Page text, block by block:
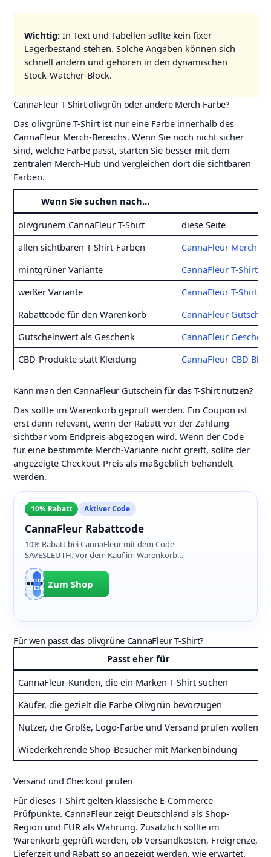
Wichtig:In Text und Tabellen sollte kein fixer
Lagerbestand stehen. Solche Angaben können sich
schnell ändern und gehören in den dynamischen
Stock-Watcher-Block.
CannaFleur T-Shirt olivgrün oder andere Merch-Farbe?
Das olivgrüne T-Shirt ist nur eine Farbe innerhalb des
CannaFleur Merch-Bereichs. Wenn Sie noch nicht sicher
sind, welche Farbe passt, starten Sie besser mit dem
zentralen Merch-Hub und vergleichen dort die sichtbaren
Farben.
Wenn Sie suchen nach…
olivgrünem CannaFleur T-Shirt
diese Seite
allen sichtbaren T-Shirt-Farben
CannaFleur Merch
mintgrüner Variante
CannaFleur T-Shirt
weißer Variante
CannaFleur T-Shirt
Rabattcode für den Warenkorb
CannaFleur
Gutscheinwert als Geschenk
CannaFleur
CBD-Produkte statt Kleidung
CannaFleur CBD
Kann man den CannaFleur Gutschein für das T-Shirt nutzen?
Das sollte im Warenkorb geprüft werden. Ein Coupon ist
erst dann relevant, wenn der Rabatt vor der Zahlung
sichtbar vom Endpreis abgezogen wird. Wenn der Code
für eine bestimmte Merch-Variante nicht greift, sollte der
angezeigte Checkout-Preis als maßgeblich behandelt
werden.
10% Rabatt Aktiver Code
CannaFleur Rabattcode
10% Rabatt bei CannaFleur mit dem Code
SAVESLEUTH. Vor dem Kauf im Warenkorb
prüfen, ob der Rabatt auf das T-Shirt angewendet
wird.
SAV•••••TH
CODE
ANZEIGENZum Shop
Für wen passt das olivgrüne CannaFleur T-Shirt?
Passt eher für
CannaFleur-Kunden, die ein Marken-T-Shirt suchen
Käufer, die gezielt die Farbe Olivgrün bevorzugen
Nutzer, die Größe, Logo-Farbe und Versand prüfen wollen
Wiederkehrende Shop-Besucher mit Markenbindung
Versand und Checkout prüfen
Für dieses T-Shirt gelten klassische E-Commerce-
Prüfpunkte. CannaFleur zeigt Deutschland als Shop-
Region und EUR als Währung. Zusätzlich sollte im
Warenkorb geprüft werden, ob Versandkosten, Freigrenze,
Lieferzeit und Rabatt so angezeigt werden, wie erwartet.